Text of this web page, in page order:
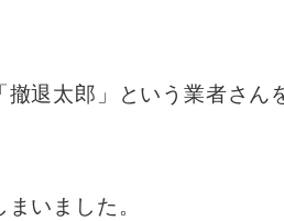
退太郎」という業者さん
いました。